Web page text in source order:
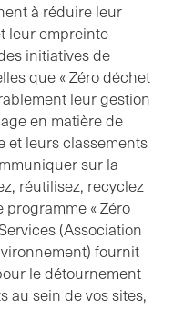
à réduire leur
leur empreinte
initiatives de
que « Zéro déchet
leur gestion
en matière de
et leurs classements
sur la
réutilisez, recyclez
programme « Zéro
(Association
fournit
le détournement
au sein de vos sites,